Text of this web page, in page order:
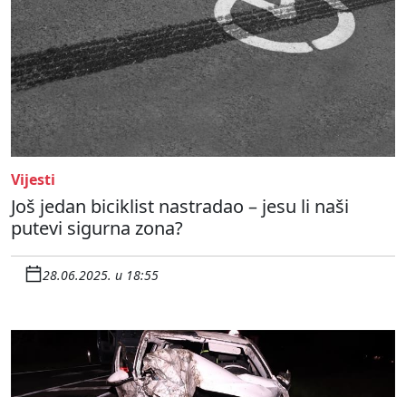
Vijesti
Još jedan biciklist nastradao – jesu li naši
putevi sigurna zona?
28.06.2025. u 18:55